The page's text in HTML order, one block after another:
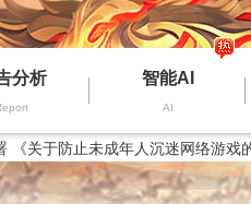
分析 智能AI
AI
《关于防止未成年人沉迷网络游戏